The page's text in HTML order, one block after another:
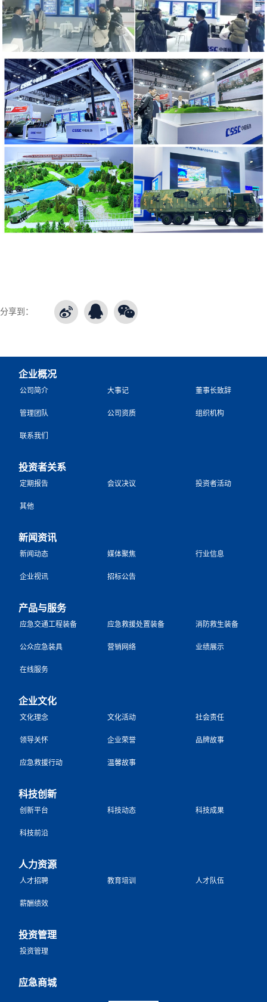
分享到：
企业概况
公司简介 大事记 董事长致辞
管理团队 公司资质 组织机构
联系我们
投资者关系
定期报告 会议决议 投资者活动
其他
新闻资讯
新闻动态 媒体聚焦 行业信息
企业视讯 招标公告
产品与服务
应急交通工程装备 应急救援处置装备 消防救生装备
公众应急装具 营销网络 业绩展示
在线服务
企业文化
文化理念 文化活动 社会责任
领导关怀 企业荣誉 品牌故事
应急救援行动 温馨故事
科技创新
创新平台 科技动态 科技成果
科技前沿
人力资源
人才招聘 教育培训 人才队伍
薪酬绩效
投资管理
投资管理
应急商城